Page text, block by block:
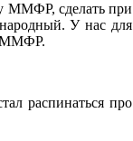
ММФР, сделать при
У нас для
ММФР.
распинаться про